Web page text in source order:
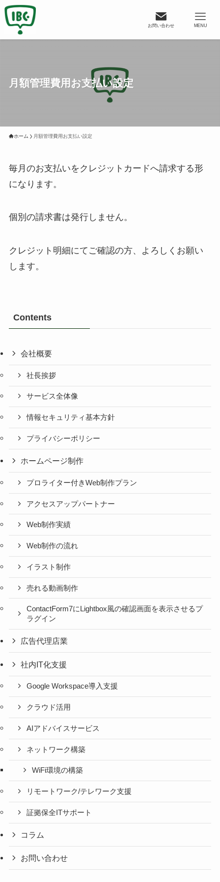
お問い合わせ MENU
月額管理費用お支払い設定
ホーム 月額管理費用お支払い設定
毎月のお支払いをクレジットカードへ請求する形
になります。
個別の請求書は発行しません。
クレジット明細にてご確認の方、よろしくお願い
します。
Contents
会社概要
社長挨拶
サービス全体像
情報セキュリティ基本方針
プライバシーポリシー
ホームページ制作
プロライター付きWeb制作プラン
アクセスアップパートナー
Web制作実績
Web制作の流れ
イラスト制作
売れる動画制作
ContactForm7にLightbox風の確認画面を表示させるプ
ラグイン
広告代理店業
社内IT化支援
Google Workspace導入支援
クラウド活用
AIアドバイスサービス
ネットワーク構築
WiFi環境の構築
リモートワーク/テレワーク支援
証拠保全ITサポート
コラム
お問い合わせ